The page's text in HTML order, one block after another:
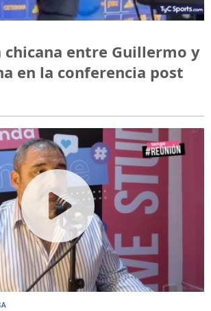
entre Guillermo y
en la conferencia post